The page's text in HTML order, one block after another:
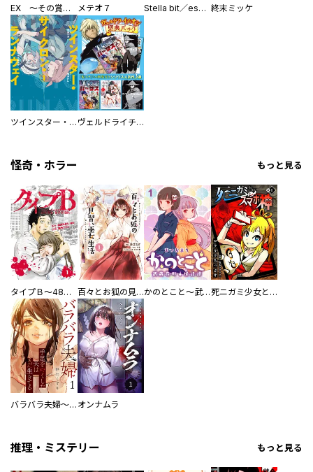
EX ～その賞金稼ぎは、世界の出口を探す～【単行本版】 メテオ７ Stella bit／es【単話版】 終末ミッケ
ツインスター・サイクロン・ランナウェイ ヴェルドライチオシ聖典パック 『転スラ』ミニ画集付き シリウス人気作３選
怪奇・ホラー もっと見る
タイプＢ～48時間後、致死率100％～【単話】 百々とお狐の見習い巫女生活【単行本版】 かのとこと～武蔵花町怪話譚～ 【連載版】 死ニガミ少女とスマホ神
バラバラ夫婦～手足をなくした夫はまだ生きてる オンナムラ
推理・ミステリー もっと見る